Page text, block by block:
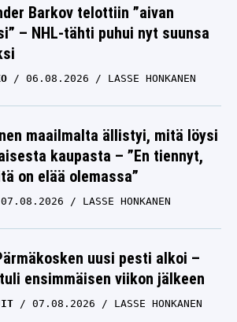
Barkov telottiin ”aivan
– NHL-tähti puhui nyt suunsa
06.08.2026 LASSE HONKANEN
maailmalta ällistyi, mitä löysi
kaupasta – ”En tiennyt,
on elää olemassa”
07.08.2026 LASSE HONKANEN
uusi pesti alkoi –
ensimmäisen viikon jälkeen
07.08.2026 LASSE HONKANEN